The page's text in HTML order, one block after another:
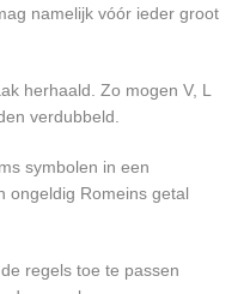
namelijk vóór ieder groot
herhaald. Zo mogen V, L
verdubbeld.
symbolen in een
ongeldig Romeins getal
regels toe te passen